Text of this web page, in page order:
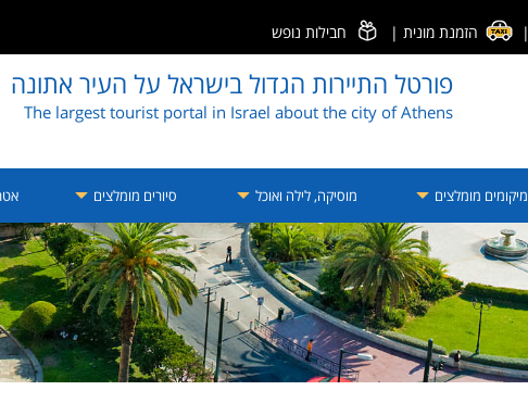
| הזמנת מונית | חבילות נופש
פורטל התיירות הגדול בישראל על העיר אתונה
The largest tourist portal in Israel about the city of Athens
מיקומים מומלצים מוסיקה, לילה ואוכל סיורים מומלצים